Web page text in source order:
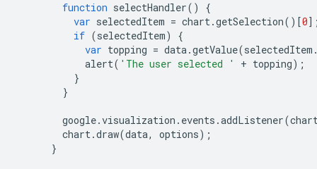
function selectHandler()
{
var selectedItem = chart.getSelection()[0
if (selectedItem)
{
var topping = data.getValue(selectedItem
alert( 'The user selected ' + topping);
}
}
google.visualization . events .addListener(
chart.draw(data, options);
}